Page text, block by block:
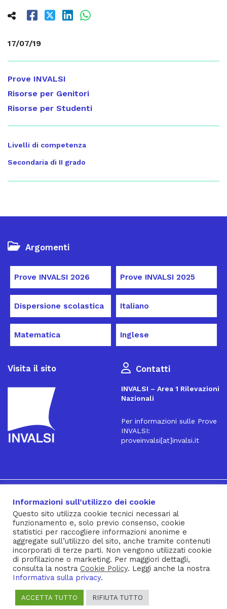
17/07/19
Prove INVALSI
Risorse per Genitori
Risorse per Studenti
Livelli di competenza
Secondaria di II grado
Argomenti
Prove INVALSI 2026 Prove INVALSI 2025
Dispersione scolastica Italiano
Matematica Inglese
Visita il sito Contatti
INVALSI – Area 1 Rilevazioni
Nazionali
Per informazioni sulle Prove
INVALSI:
proveinvalsi[at]invalsi.it
Iscriviti alla Newsletter
® INVALSI – Via Ippolito Nievo, 35 – 00153 ROMA – tel. 06
941851 – fax 06 94185215 – c.f. 92000450582
Privacy Policy– Cookie Policy –Note Legali–Social Media
Policy
Informazioni sull’utilizzo dei cookie
Questo sito utilizza cookie tecnici necessari al
funzionamento e, solo previo consenso, cookie
statistici per raccogliere informazioni anonime e
aggregate sull’utilizzo del sito, anche tramite contenuti
incorporati di terze parti. Non vengono utilizzati cookie
di profilazione o marketing. Per maggiori dettagli,
consulta la nostra Cookie Policy. Leggi anche la nostra
Informativa sulla privacy.
ACCETTA TUTTO RIFIUTA TUTTO